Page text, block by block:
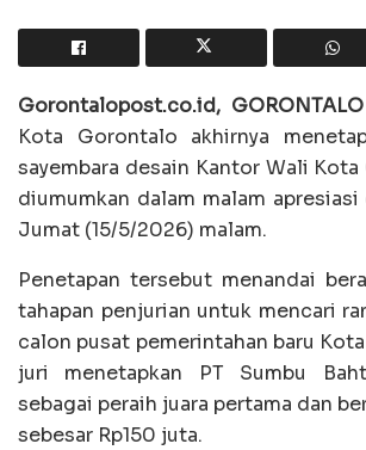
Gorontalopost.co.id,
Kota Gorontalo akhirnya
sayembara desain Kantor Wali
diumumkan dalam malam
Jumat (15/5/2026) malam.
Penetapan tersebut menandai
tahapan penjurian untuk mencari
calon pusat pemerintahan baru
juri menetapkan PT Sumbu
sebagai peraih juara pertama dan
sebesar Rp150 juta.